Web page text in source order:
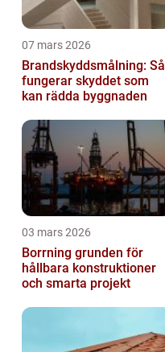
07 mars 2026
Brandskyddsmålning: Så
fungerar skyddet som
kan rädda byggnaden
03 mars 2026
Borrning grunden för
hållbara konstruktioner
och smarta projekt